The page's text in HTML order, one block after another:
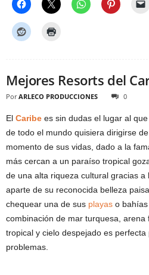
Mejores Resorts del
Por ARLECO PRODUCCIONES 0
El Caribe es sin dudas el lugar al
de todo el mundo quisiera dirigirse
momento de sus vidas, dado a la
más cercan a un paraíso tropical
de una alta riqueza cultural gracias
aparte de su reconocida belleza
chequear una de sus playas o
combinación de mar turquesa, arena
tropical y cielo despejado es
problemas.